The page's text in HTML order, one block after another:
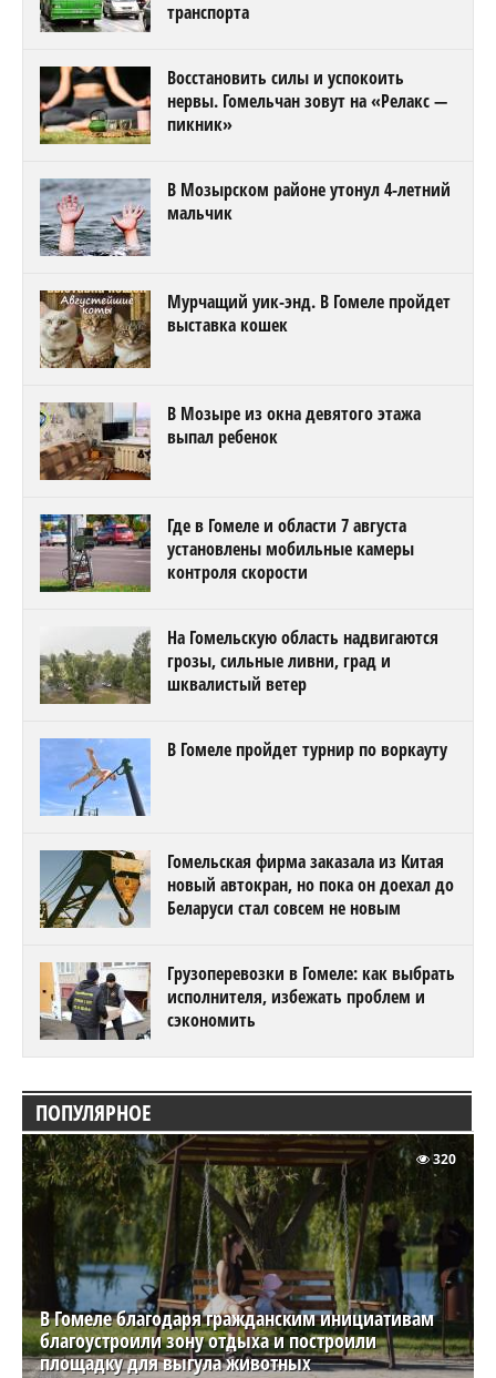
транспорта
Восстановить силы и успокоить
нервы. Гомельчан зовут на «Релакс —
пикник»
В Мозырском районе утонул 4-летний
мальчик
Мурчащий уик-энд. В Гомеле пройдет
выставка кошек
В Мозыре из окна девятого этажа
выпал ребенок
Где в Гомеле и области 7 августа
установлены мобильные камеры
контроля скорости
На Гомельскую область надвигаются
грозы, сильные ливни, град и
шквалистый ветер
В Гомеле пройдет турнир по воркауту
Гомельская фирма заказала из Китая
новый автокран, но пока он доехал до
Беларуси стал совсем не новым
Грузоперевозки в Гомеле: как выбрать
исполнителя, избежать проблем и
сэкономить
ПОПУЛЯРНОЕ
В Гомеле благодаря гражданским инициативам
благоустроили зону отдыха и построили
площадку для выгула животных
320